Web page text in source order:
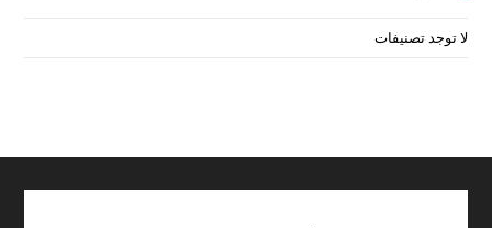
لا توجد تصنيفات